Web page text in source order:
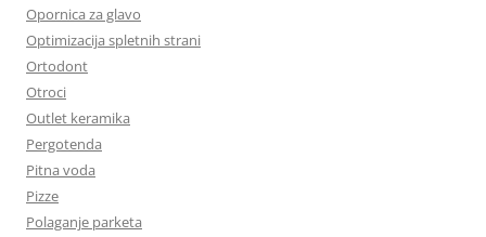
Opornica za glavo
Optimizacija spletnih strani
Ortodont
Otroci
Outlet keramika
Pergotenda
Pitna voda
Pizze
Polaganje parketa